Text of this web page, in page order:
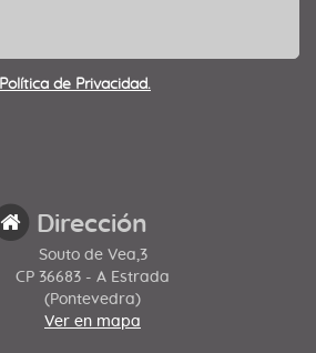
Política de Privacidad.
Dirección
Souto de Vea,3
CP 36683 - A Estrada
(Pontevedra)
Ver en mapa